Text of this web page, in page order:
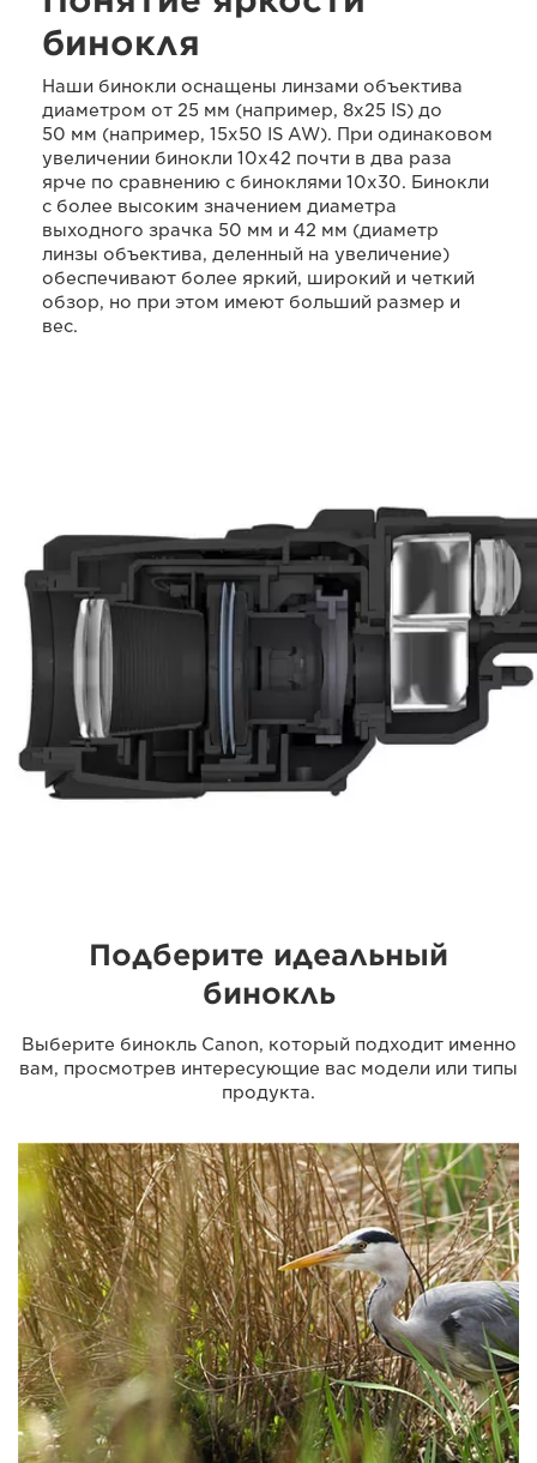
бинокля
Наши бинокли оснащены линзами объектива
диаметром от 25 мм (например, 8x25 IS) до
50 мм (например, 15x50 IS AW). При одинаковом
увеличении бинокли 10x42 почти в два раза
ярче по сравнению с биноклями 10x30. Бинокли
с более высоким значением диаметра
выходного зрачка 50 мм и 42 мм (диаметр
линзы объектива, деленный на увеличение)
обеспечивают более яркий, широкий и четкий
обзор, но при этом имеют больший размер и
вес.
Подберите идеальный
бинокль
Выберите бинокль Canon, который подходит именно
вам, просмотрев интересующие вас модели или типы
продукта.